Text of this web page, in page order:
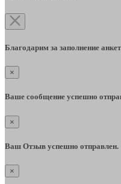
Благодарим за заполнение
×
Ваше сообщение успешно
×
Ваш Отзыв успешно отправлен.
×